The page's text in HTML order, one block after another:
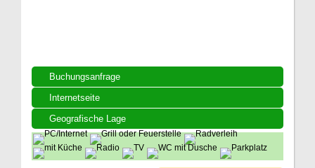
Buchungsanfrage
Internetseite
Geografische Lage